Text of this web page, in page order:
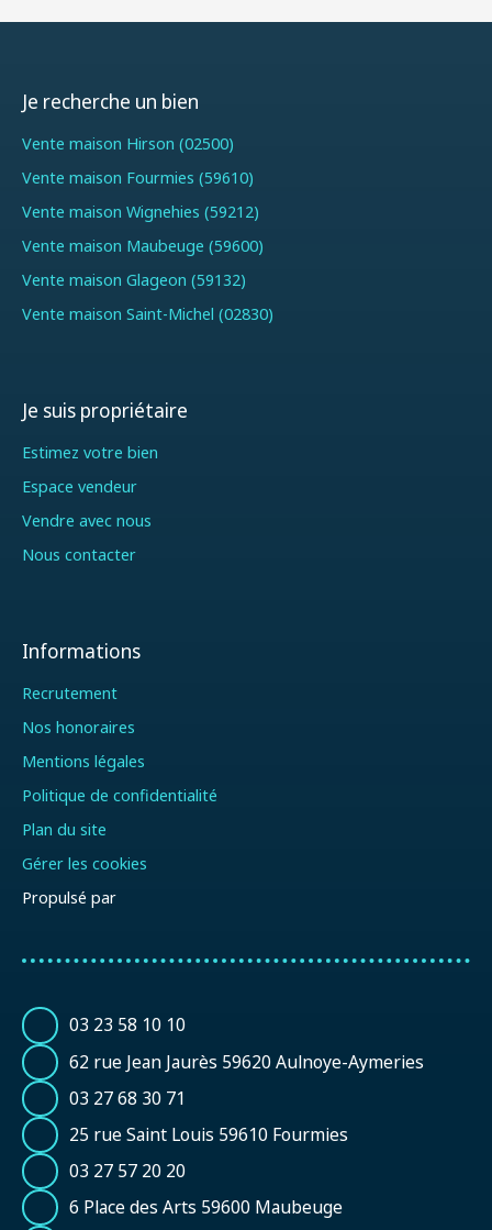
Je recherche un bien
Vente maison Hirson (02500)
Vente maison Fourmies (59610)
Vente maison Wignehies (59212)
Vente maison Maubeuge (59600)
Vente maison Glageon (59132)
Vente maison Saint-Michel (02830)
Je suis propriétaire
Estimez votre bien
Espace vendeur
Vendre avec nous
Nous contacter
Informations
Recrutement
Nos honoraires
Mentions légales
Politique de confidentialité
Plan du site
Gérer les cookies
Propulsé par
03 23 58 10 10
62 rue Jean Jaurès 59620 Aulnoye-Aymeries
03 27 68 30 71
25 rue Saint Louis 59610 Fourmies
03 27 57 20 20
6 Place des Arts 59600 Maubeuge